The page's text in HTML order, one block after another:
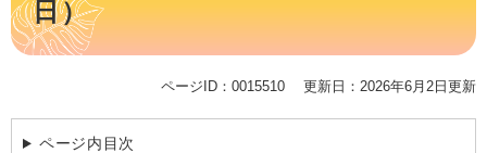
日）
ページID：0015510 更新日：2026年6月2日更新
ページ内目次